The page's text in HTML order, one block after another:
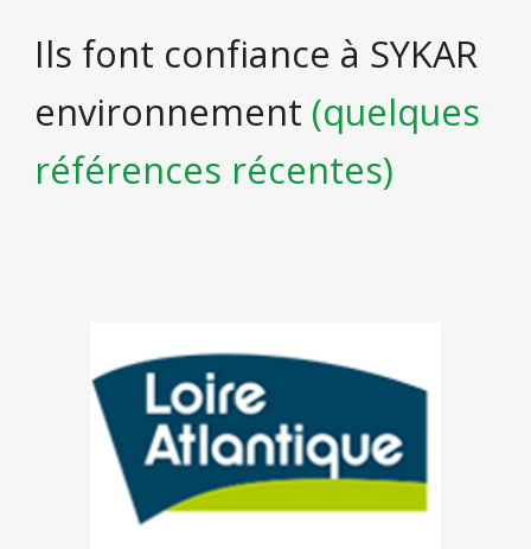
Ils font confiance à SYKAR
environnement (quelques
références récentes)